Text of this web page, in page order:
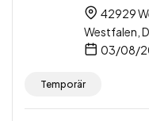
42929
Westfalen,
03/08/
Temporär